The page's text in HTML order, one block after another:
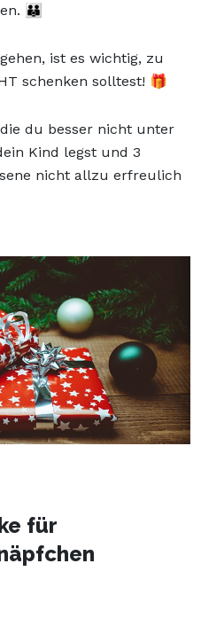
👪
ist es wichtig, zu
schenken solltest! 🎁
du besser nicht unter
Kind legst und 3
nicht allzu erfreulich
für